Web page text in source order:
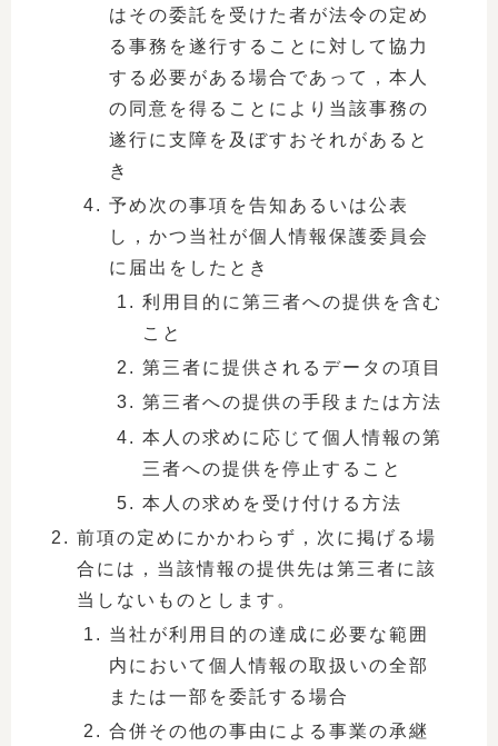
はその委託を受けた者が法令の定め
る事務を遂行することに対して協力
する必要がある場合であって，本人
の同意を得ることにより当該事務の
遂行に支障を及ぼすおそれがあると
き
予め次の事項を告知あるいは公表
し，かつ当社が個人情報保護委員会
に届出をしたとき
利用目的に第三者への提供を含む
こと
第三者に提供されるデータの項目
第三者への提供の手段または方法
本人の求めに応じて個人情報の第
三者への提供を停止すること
本人の求めを受け付ける方法
前項の定めにかかわらず，次に掲げる場
合には，当該情報の提供先は第三者に該
当しないものとします。
当社が利用目的の達成に必要な範囲
内において個人情報の取扱いの全部
または一部を委託する場合
合併その他の事由による事業の承継